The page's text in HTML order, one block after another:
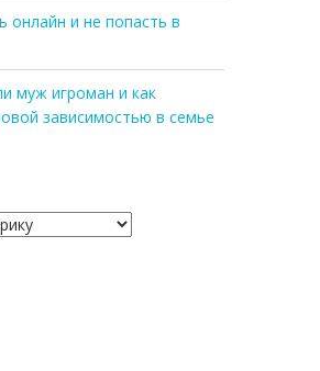
онлайн и не попасть в
муж игроман и как
зависимостью в семье